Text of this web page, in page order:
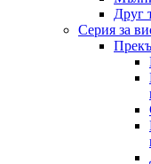
Друг
Серия за